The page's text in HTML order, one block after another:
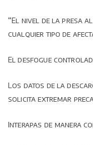
“El nivel de la presa
cualquier tipo de
El desfogue
Los datos de la
solicita extremar
Interapas de manera